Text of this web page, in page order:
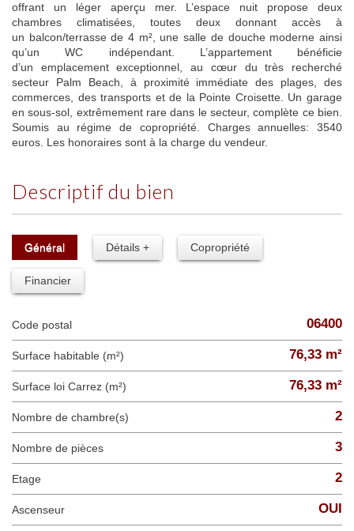
offrant un léger aperçu mer. L’espace nuit propose deux
chambres climatisées, toutes deux donnant accès à
un balcon/terrasse de 4 m², une salle de douche moderne ainsi
qu’un WC indépendant. L’appartement bénéficie
d’un emplacement exceptionnel, au cœur du très recherché
secteur Palm Beach, à proximité immédiate des plages, des
commerces, des transports et de la Pointe Croisette. Un garage
en sous-sol, extrêmement rare dans le secteur, complète ce bien.
Soumis au régime de copropriété. Charges annuelles: 3540
euros. Les honoraires sont à la charge du vendeur.
descriptif du bien
Général Détails + Copropriété
Financier
Code postal 06400
Surface habitable (m²) 76,33 m²
Surface loi Carrez (m²) 76,33 m²
Nombre de chambre(s) 2
Nombre de pièces 3
Etage 2
Ascenseur OUI